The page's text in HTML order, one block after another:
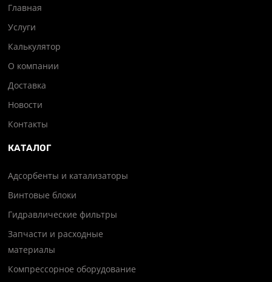
Главная
Услуги
Калькулятор
О компании
Доставка
Новости
Контакты
КАТАЛОГ
Адсорбенты и катализаторы
Винтовые блоки
Гидравлические фильтры
Запчасти и расходные
материалы
Компрессорное оборудование